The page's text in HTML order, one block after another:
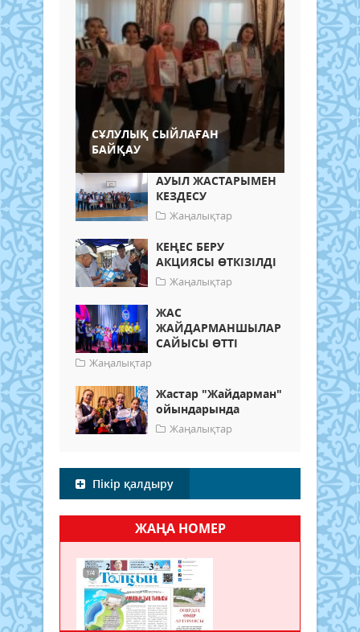
СҰЛУЛЫҚ СЫЙЛАҒАН
БАЙҚАУ
АУЫЛ ЖАСТАРЫМЕН
КЕЗДЕСУ
Жаңалықтар
КЕҢЕС БЕРУ
АКЦИЯСЫ ӨТКІЗІЛДІ
Жаңалықтар
ЖАС
ЖАЙДАРМАНШЫЛАР
САЙЫСЫ ӨТТІ
Жаңалықтар
Жастар "Жайдарман"
ойындарында
Жаңалықтар
Пікір қалдыру
ЖАҢА НОМЕР